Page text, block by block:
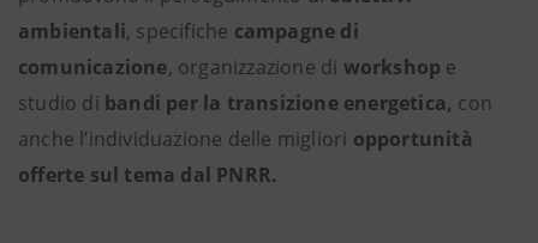
ambientali, specifiche campagne di
comunicazione, organizzazione di workshop e
studio di bandi per la transizione energetica, con
anche l’individuazione delle migliori opportunità
offerte sul tema dal PNRR.